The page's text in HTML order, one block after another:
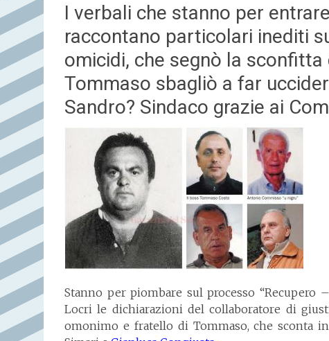
I verbali che stanno per
raccontano particolari inediti
omicidi, che segnò la
Tommaso sbagliò a far
Sandro? Sindaco grazie ai
Stanno per piombare sul processo
Locri le dichiarazioni del collaboratore di
omonimo e fratello di Tommaso, che sconta